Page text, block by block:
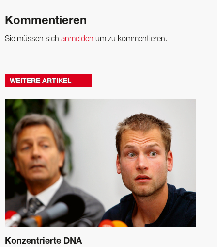
Kommentieren
Sie müssen sich anmelden um zu kommentieren.
WEITERE ARTIKEL
Konzentrierte DNA